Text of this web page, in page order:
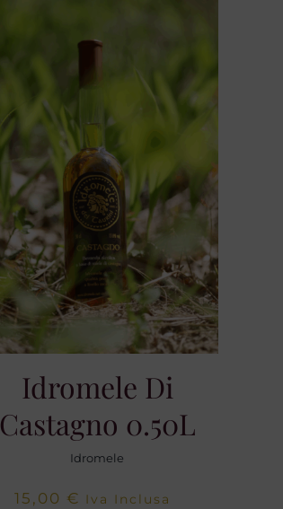
Idromele Di
Castagno 0.50L
Idromele
15,00 € Iva Inclusa